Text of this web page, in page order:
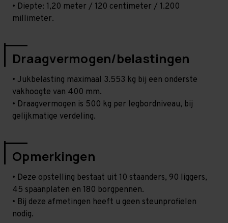
• Diepte: 1,20 meter / 120 centimeter / 1.200
millimeter.
Draagvermogen/belastingen
• Jukbelasting maximaal 3.553 kg bij een onderste
vakhoogte van 400 mm.
• Draagvermogen is 500 kg per legbordniveau, bij
gelijkmatige verdeling.
Opmerkingen
• Deze opstelling bestaat uit 10 staanders, 90 liggers,
45 spaanplaten en 180 borgpennen.
• Bij deze afmetingen heeft u geen steunprofielen
nodig.